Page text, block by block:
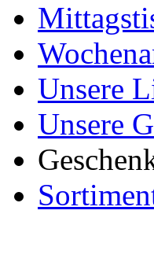
Unsere
Unsere